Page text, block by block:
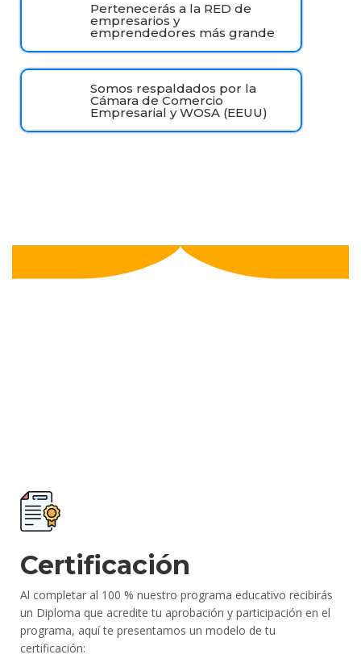
Pertenecerás a la RED de
empresarios y
emprendedores más grande
Somos respaldados por la
Cámara de Comercio
Empresarial y WOSA (EEUU)
Certificación
Al completar al 100 % nuestro programa educativo recibirás
un Diploma que acredite tu aprobación y participación en el
programa, aquí te presentamos un modelo de tu
certificación: